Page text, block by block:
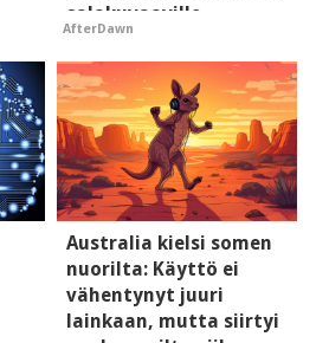
salakuvaaville
hyypiöille
AfterDawn
Australia kielsi somen
nuorilta: Käyttö ei
vähentynyt juuri
lainkaan, mutta siirtyi